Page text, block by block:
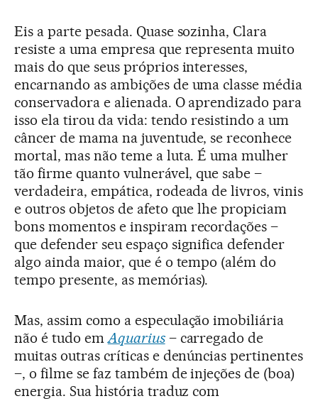
Eis a parte pesada. Quase sozinha, Clara
resiste a uma empresa que representa muito
mais do que seus próprios interesses,
encarnando as ambições de uma classe média
conservadora e alienada. O aprendizado para
isso ela tirou da vida: tendo resistindo a um
câncer de mama na juventude, se reconhece
mortal, mas não teme a luta. É uma mulher
tão firme quanto vulnerável, que sabe –
verdadeira, empática, rodeada de livros, vinis
e outros objetos de afeto que lhe propiciam
bons momentos e inspiram recordações –
que defender seu espaço significa defender
algo ainda maior, que é o tempo (além do
tempo presente, as memórias).
Mas, assim como a especulação imobiliária
não é tudo em Aquarius– carregado de
muitas outras críticas e denúncias pertinentes
–, o filme se faz também de injeções de (boa)
energia. Sua história traduz com